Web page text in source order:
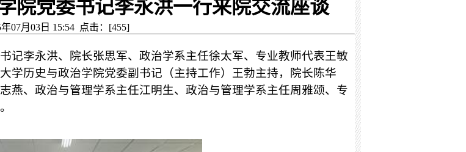
院党委书记李永洪一行来院交流座谈
年07月03日 15:54 点击：[455]
记李永洪、院长张思军、政治学系主任徐太军、专业教师代表王敏
学历史与政治学院党委副书记（主持工作）王勃主持，院长陈华
燕、政治与管理学系主任江明生、政治与管理学系主任周雅颂、专